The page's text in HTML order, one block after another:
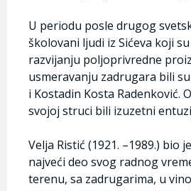
U periodu posle drugog
školovani ljudi iz Sićeva koji
razvijanju poljoprivredne
usmeravanju zadrugara bili
i Kostadin Kosta Radenković.
svojoj struci bili izuzetni
Velja Ristić (1921. –1989.) bio
najveći deo svog radnog
terenu, sa zadrugarima, u